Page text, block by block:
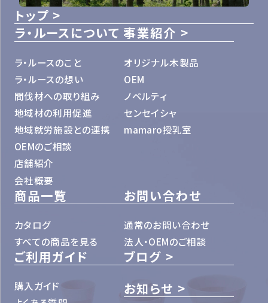
トップ
ラ・ルースについて
ラ・ルースのこと
ラ・ルースの想い
間伐材への取り組み
地域材の利用促進
地域就労施設との連携
OEMのご相談
店舗紹介
会社概要
事業紹介
オリジナル木製品
OEM
ノベルティ
センセイシャ
mamaro授乳室
商品一覧
カタログ
すべての商品を見る
お問い合わせ
通常のお問い合わせ
法人・OEMのご相談
ご利用ガイド
購入ガイド
ブログ
お知らせ